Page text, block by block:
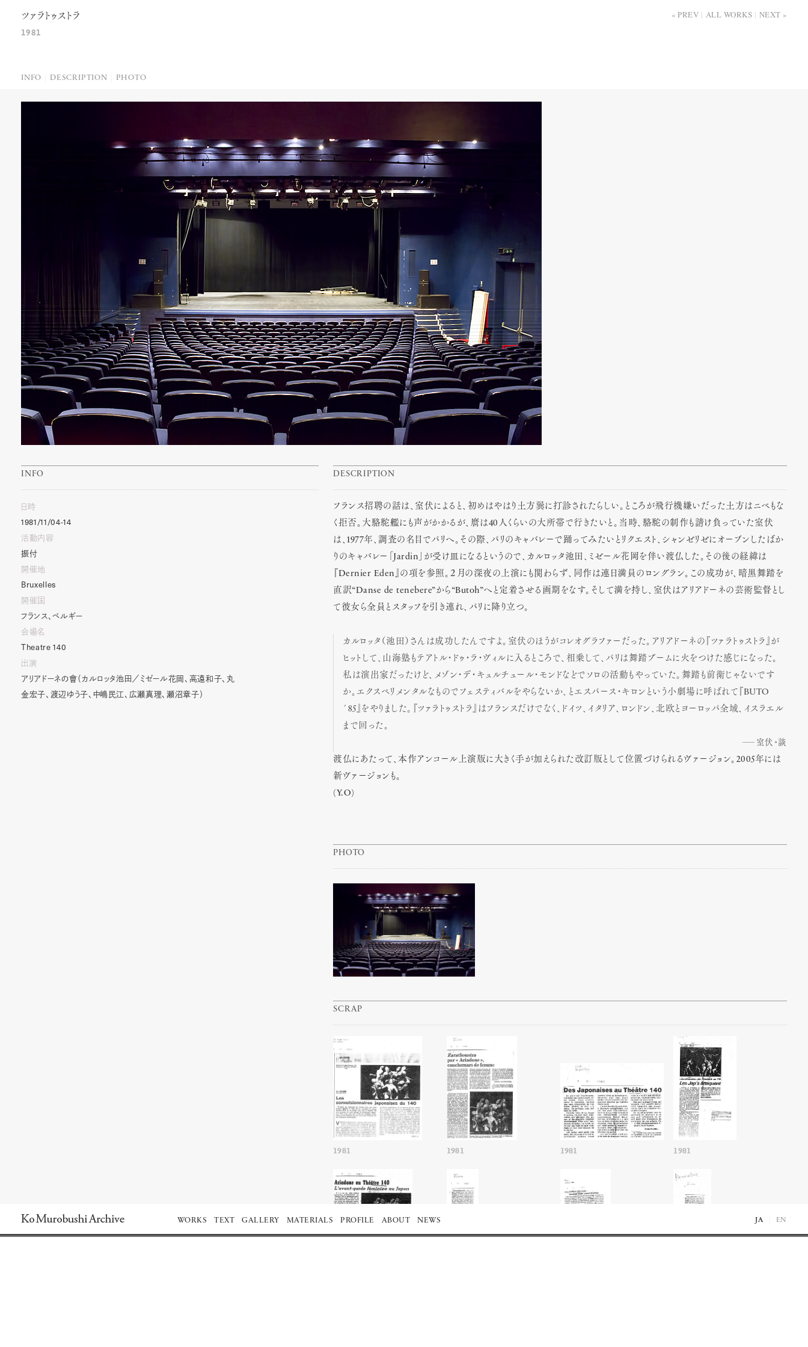
PREV ALL WORKS NEXT
ツァラトゥストラ
1981
INFO DESCRIPTION PHOTO
INFO
日時
1981/11/04-14
活動内容
振付
開催地
Bruxelles
開催国
フランス、ベルギー
会場名
Theatre 140
出演
アリアドーネの會（カルロッタ池田／ミゼール花岡、高遠和子、丸
金宏子、渡辺ゆう子、中嶋民江、広瀬真理、瀬沼章子）
DESCRIPTION
フランス招聘の話は、室伏によると、初めはやはり土方巽に打診されたらしい。ところが飛行機嫌いだった土方はニベもな
く拒否。大駱駝艦にも声がかかるが、麿は40人くらいの大所帯で行きたいと。当時、駱駝の制作も請け負っていた室伏
は、1977年、調査の名目でパリへ。その際、パリのキャバレーで踊ってみたいとリクエスト、シャンゼリゼにオープンしたばか
りのキャバレー「Jardin」が受け皿になるというので、カルロッタ池田、ミゼール花岡を伴い渡仏した。その後の経緯は
『Dernier Eden』の項を参照。２月の深夜の上演にも関わらず、同作は連日満員のロングラン。この成功が、暗黒舞踏を
直訳“Danse de tenebere”から“Butoh”へと定着させる画期をなす。そして満を持し、室伏はアリアドーネの芸術監督とし
て彼女ら全員とスタッフを引き連れ、パリに降り立つ。
カルロッタ（池田）さんは成功したんですよ。室伏のほうがコレオグラファーだった。アリアドーネの『ツァラトゥストラ』が
ヒットして、山海塾もテアトル・ドゥ・ラ・ヴィルに入るところで、相乗して、パリは舞踏ブームに火をつけた感じになった。
私は演出家だったけど、メゾン・デ・キュルチュール・モンドなどでソロの活動もやっていた。舞踏も前衛じゃないです
か。エクスペリメンタルなものでフェスティバルをやらないか、とエスパース・キロンという小劇場に呼ばれて『BUTO
´85』をやりました。『ツァラトゥストラ』はフランスだけでなく、ドイツ、イタリア、ロンドン、北欧とヨーロッパ全域、イスラエル
まで回った。
室伏・談
渡仏にあたって、本作アンコール上演版に大きく手が加えられた改訂版として位置づけられるヴァージョン。2005年には
新ヴァージョンも。
(Y.O)
PHOTO
SCRAP
1981 1981 1981 1981
Ko Murobushi Archive
WORKS TEXT GALLERY MATERIALS PROFILE ABOUT NEWS JA EN